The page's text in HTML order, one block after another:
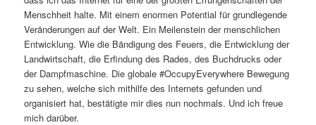
Menschheit halte. Mit einem enormen Potential für grundlegende
Veränderungen auf der Welt. Ein Meilenstein der menschlichen
Entwicklung. Wie die Bändigung des Feuers, die Entwicklung der
Landwirtschaft, die Erfindung des Rades, des Buchdrucks oder
der Dampfmaschine. Die globale #OccupyEverywhere Bewegung
zu sehen, welche sich mithilfe des Internets gefunden und
organisiert hat, bestätigte mir dies nun nochmals. Und ich freue
mich darüber.